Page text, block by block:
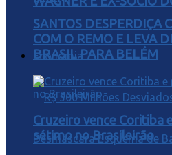
Economia
SANTOS DESPERDIÇA
COM O REMO E LEVA
BRASIL PARA BELÉM
Cruzeiro vence Coritiba
sétimo no Brasileirão